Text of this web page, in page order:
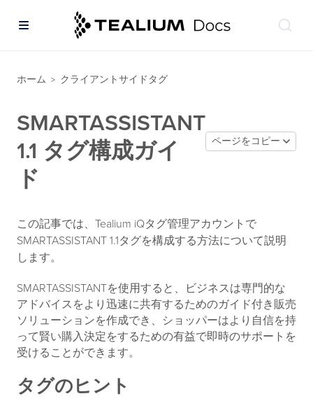
ホーム > クライアントサイドタグ
SMARTASSISTANT
1.1 タグ構成ガイ
ド
ページをコピー
この記事では、Tealium iQタグ管理アカウントで
SMARTASSISTANT 1.1タグを構成する方法について説明
します。
SMARTASSISTANTを使用すると、ビジネスは専門的な
アドバイスをより迅速に共有するためのガイド付き販売
ソリューションを作成でき、ショッパーはより自信を持
って賢い購入決定をするための有益で即時のサポートを
受けることができます。
タグのヒント